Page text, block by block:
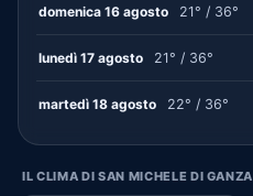
domenica 16 agosto 21° / 36°
lunedì 17 agosto 21° / 36°
martedì 18 agosto 22° / 36°
IL CLIMA DI SAN MICHELE DI